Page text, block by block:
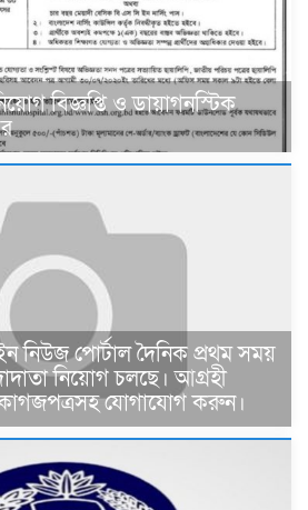
বিজ্ঞপ্তি ও ডায়াগনস্টিক
নিউজ পোর্টাল দৈনিক প্রথম সময়
নিয়োগ চলছে। আগ্রহী
কাগজপত্রসহ যোগাযোগ করুন।